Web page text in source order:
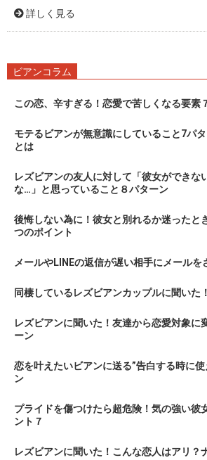
詳しく見る
ビアンコラム
この恋、辛すぎる！恋愛で苦しくなる要素
モテるビアンが無意識にしていること7パ
とは
レズビアンの友人に対して「彼女ができな
な…」と思っていること８パターン
後悔しない為に！彼女と別れるか迷ったと
つのポイント
メールやLINEの返信が遅い相手にメールを
同棲しているレズビアンカップルに聞いた
レズビアンに聞いた！友達から恋愛対象に
ーン
恋を叶えたいビアンに送る”告白する時に
ン
プライドを傷つけたら超危険！気の強い彼
ント７
レズビアンに聞いた！こんな恋人はアリ？